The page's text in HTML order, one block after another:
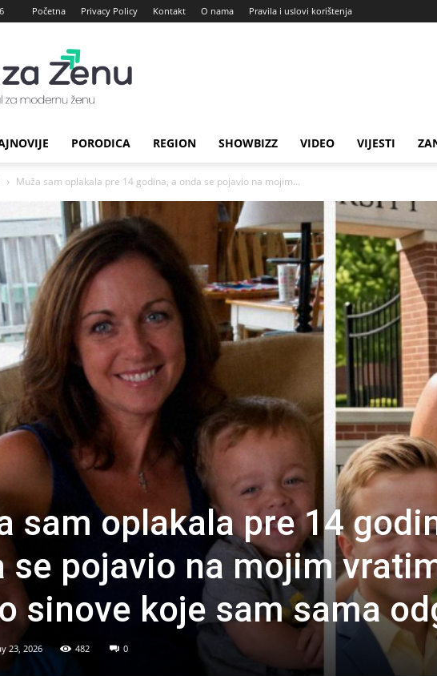
Početna Privacy Policy Kontakt O nama Pravila i uslovi korištenja
za
Zenu
PORODICA REGION SHOWBIZZ VIDEO VIJESTI
Muža sam oplakala pre 14 godina, a onda se pojavio na mojim...
sam oplakala pre 14
se pojavio na mojim
sinove koje sam sama
23, 2026 482 0